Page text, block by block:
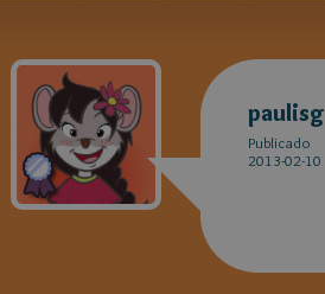
paulisg
Publicado
2013-02-10